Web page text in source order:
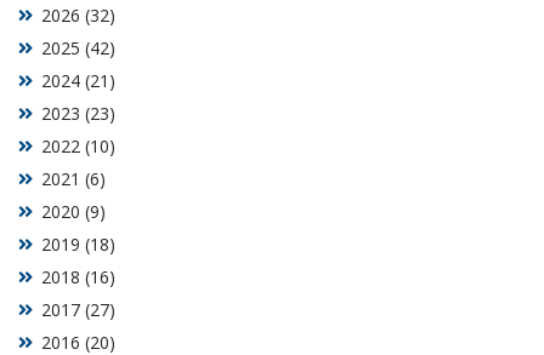
2016 (20)
2017 (27)
2018 (16)
2019 (18)
2020 (9)
2021 (6)
2022 (10)
2023 (23)
2024 (21)
2025 (42)
2026 (32)